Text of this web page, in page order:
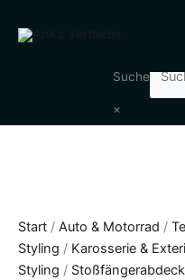
Inhalt
Suche
×
Start / Auto & Motorrad /
Styling / Karosserie &
Styling /
Ladekantenschutz
Menge